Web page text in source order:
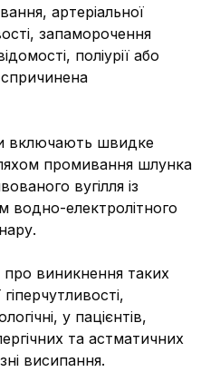
артеріальної
запаморочення
поліурії або
спричинена
включають швидке
промивання шлунка
вугілля із
водно-електролітного
про виникнення таких
у пацієнтів,
та астматичних
висипання.